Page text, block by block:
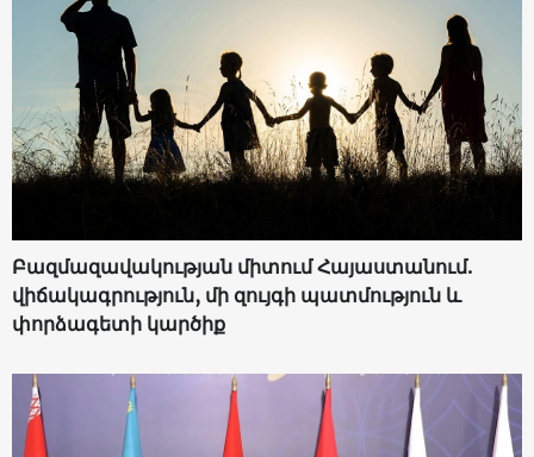
Բազմազավակության միտում Հայաստանում.
վիճակագրություն, մի զույգի պատմություն և
փորձագետի կարծիք